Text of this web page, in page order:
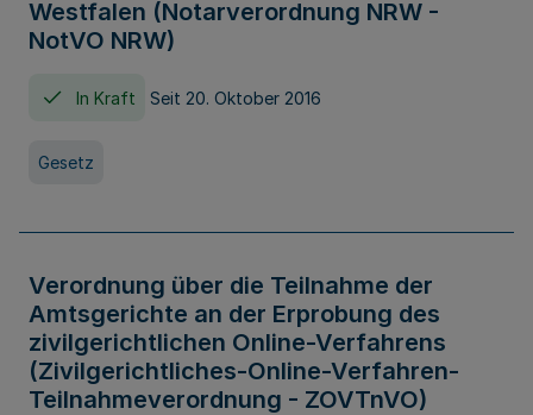
Westfalen (Notarverordnung NRW -
NotVO NRW)
In Kraft Seit 20. Oktober 2016
Gesetz
Verordnung über die Teilnahme der
Amtsgerichte an der Erprobung des
zivilgerichtlichen Online-Verfahrens
(Zivilgerichtliches-Online-Verfahren-
Teilnahmeverordnung - ZOVTnVO)